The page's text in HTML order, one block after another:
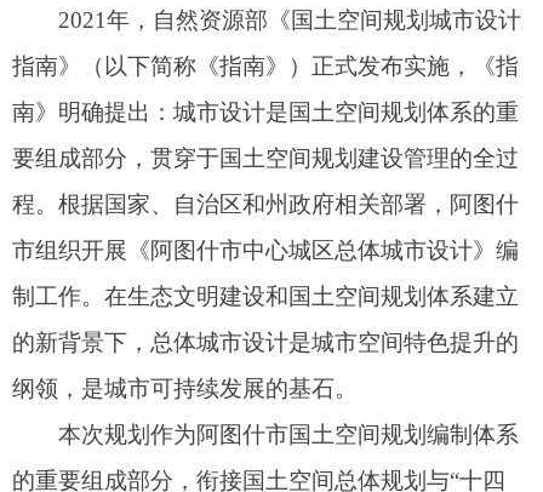
市组织开展《阿图什市中心城区总体城市设计》编
制工作。在生态文明建设和国土空间规划体系建立
的新背景下，总体城市设计是城市空间特色提升的
本次规划作为阿图什市国土空间规划编制体系
的重要组成部分，衔接国土空间总体规划与“十四
五”规划战略目标，是优化国土空间总体规划方案、
提高国土空间品质、提升城市建设和规划管理水平
的重要手段。
本次总体城市设计规划范围与《阿图什市国土
空间总体规划（2021-2035年））》确定的中心城区
范围一致，包括阿图什市老城区、新城区和产业园